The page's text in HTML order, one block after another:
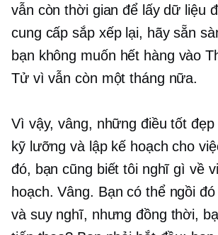
vẫn còn thời gian để lấy dữ liệu
cung cấp sắp xếp lại, hãy sẵn
bạn không muốn hết hàng vào
Tử vì vẫn còn một tháng nữa.
Vì vậy, vâng, những điều tốt
kỹ lưỡng và lập kế hoạch cho
đó, bạn cũng biết tôi nghĩ gì về
hoạch. Vâng. Bạn có thể ngồi
và suy nghĩ, nhưng đồng thời,